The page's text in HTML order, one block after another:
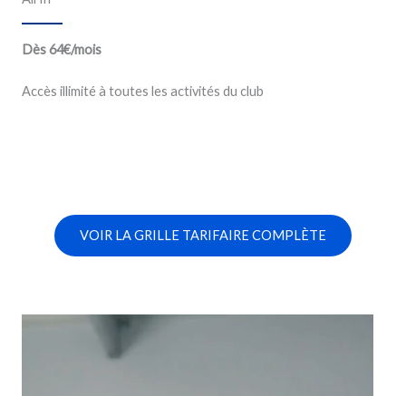
Dès 64€/mois
Accès illimité à toutes les activités du club
VOIR LA GRILLE TARIFAIRE COMPLÈTE